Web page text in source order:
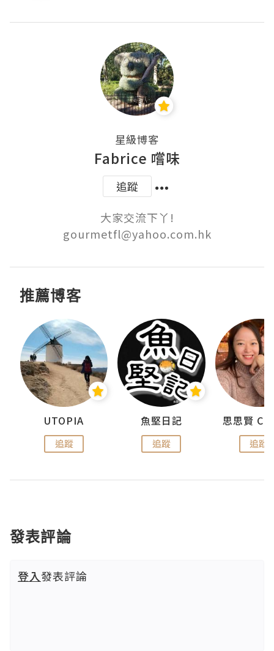
星級博客
Fabrice 嚐味
追蹤
大家交流下丫!
gourmetfl@yahoo.com.hk
推薦博客
UTOPIA
追蹤
魚堅日記
追蹤 追蹤
發表評論
登入發表評論